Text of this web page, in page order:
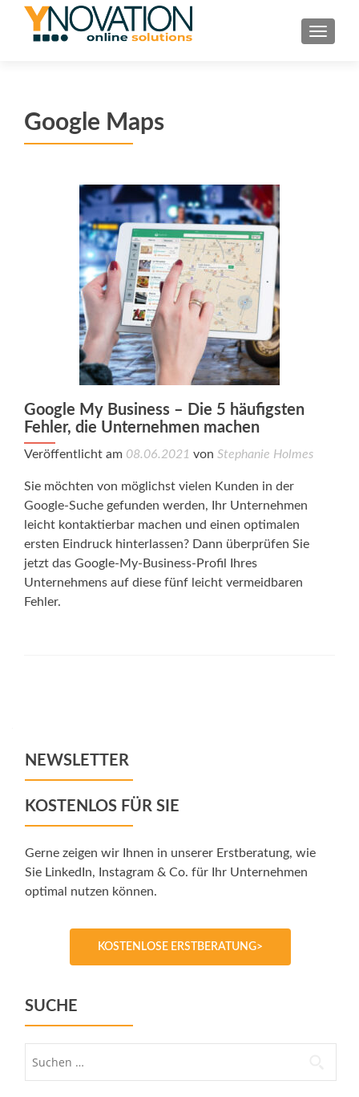
Google Maps
Google My Business – Die 5 häufigsten
Fehler, die Unternehmen machen
Veröffentlicht am 08.06.2021 von Stephanie Holmes
Sie möchten von möglichst vielen Kunden in der
Google-Suche gefunden werden, Ihr Unternehmen
leicht kontaktierbar machen und einen optimalen
ersten Eindruck hinterlassen? Dann überprüfen Sie
jetzt das Google-My-Business-Profil Ihres
Unternehmens auf diese fünf leicht vermeidbaren
Fehler.
NEWSLETTER
KOSTENLOS FÜR SIE
Gerne zeigen wir Ihnen in unserer Erstberatung, wie
Sie LinkedIn, Instagram & Co. für Ihr Unternehmen
optimal nutzen können.
KOSTENLOSE ERSTBERATUNG>
SUCHE